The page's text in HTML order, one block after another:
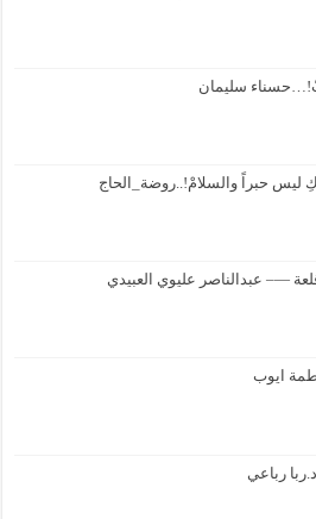
سليمان
ليس حبراً والسلامْ!..روضة_الحاج
—– عبدالناصر عليوي العبيدي
ايوب
رباعي